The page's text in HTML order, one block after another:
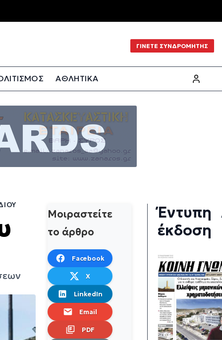
ΓΙΝΕΤΕ ΣΥΝΔΡΟΜΗΤΗΣ
ΑΘΛΗΤΙΚΑ
Μοιραστείτε
το άρθρο
Facebook
X
LinkedIn
Email
PDF
Έντυπη
έκδοση